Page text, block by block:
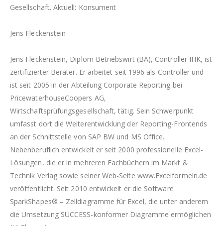
Gesellschaft. Aktuell: Konsument
Jens Fleckenstein
Jens Fleckenstein, Diplom Betriebswirt (BA), Controller IHK, ist
zertifizierter Berater. Er arbeitet seit 1996 als Controller und
ist seit 2005 in der Abteilung Corporate Reporting bei
PricewaterhouseCoopers AG,
Wirtschaftsprüfungsgesellschaft, tätig. Sein Schwerpunkt
umfasst dort die Weiterentwicklung der Reporting-Frontends
an der Schnittstelle von SAP BW und MS Office.
Nebenberuflich entwickelt er seit 2000 professionelle Excel-
Lösungen, die er in mehreren Fachbüchern im Markt &
Technik Verlag sowie seiner Web-Seite www.Excelformeln.de
veröffentlicht. Seit 2010 entwickelt er die Software
SparkShapes® – Zelldiagramme für Excel, die unter anderem
die Umsetzung SUCCESS-konformer Diagramme ermöglichen